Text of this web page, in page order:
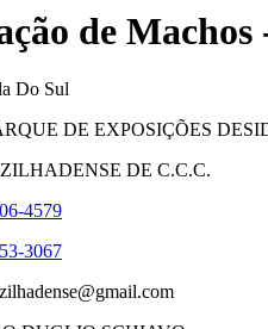
de
Do Sul
DE EXPOSIÇÕES
DE C.C.C.
4579
3067